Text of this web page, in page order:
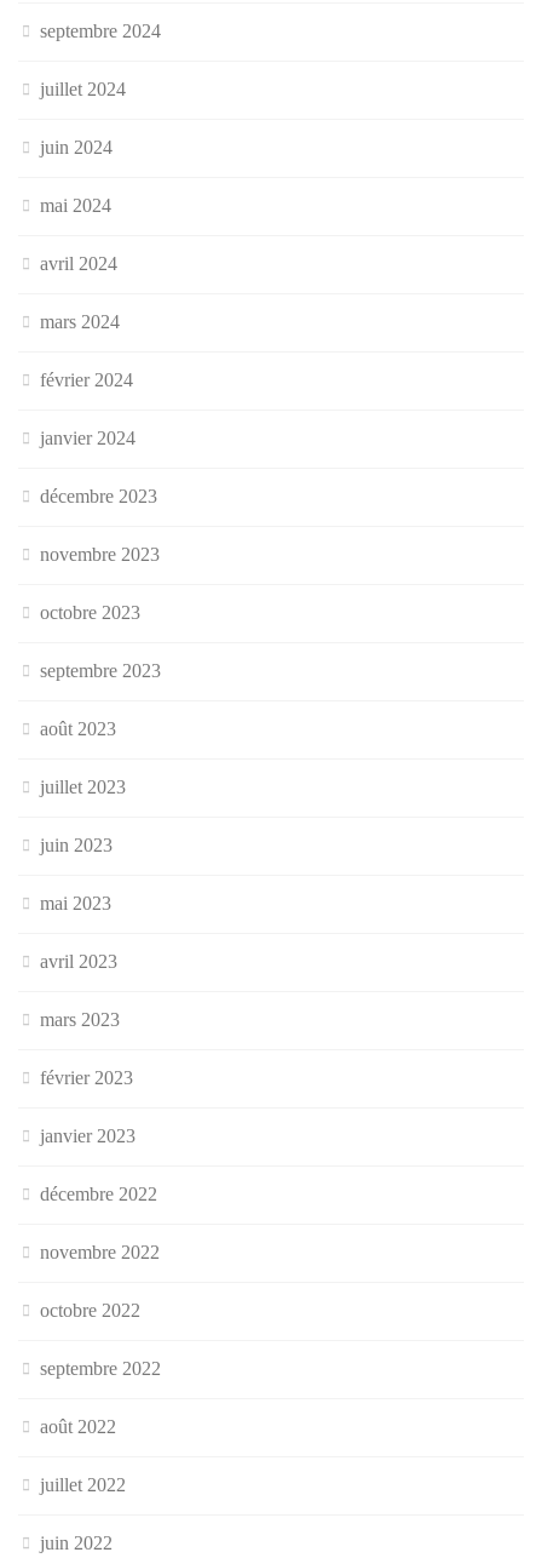
septembre 2024
juillet 2024
juin 2024
mai 2024
avril 2024
mars 2024
février 2024
janvier 2024
décembre 2023
novembre 2023
octobre 2023
septembre 2023
août 2023
juillet 2023
juin 2023
mai 2023
avril 2023
mars 2023
février 2023
janvier 2023
décembre 2022
novembre 2022
octobre 2022
septembre 2022
août 2022
juillet 2022
juin 2022